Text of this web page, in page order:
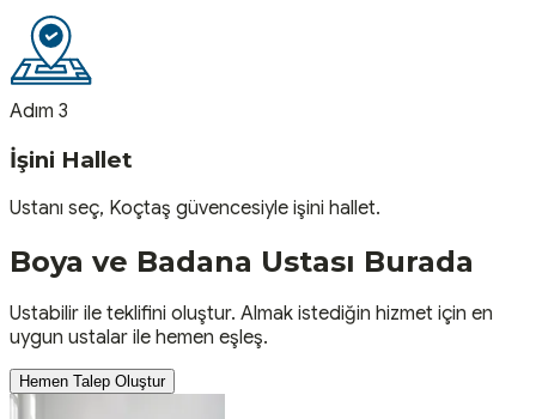
Adım 3
İşini Hallet
Ustanı seç, Koçtaş güvencesiyle işini hallet.
Boya ve Badana Ustası Burada
Ustabilir ile teklifini oluştur. Almak istediğin hizmet için en
uygun ustalar ile hemen eşleş.
Hemen Talep Oluştur